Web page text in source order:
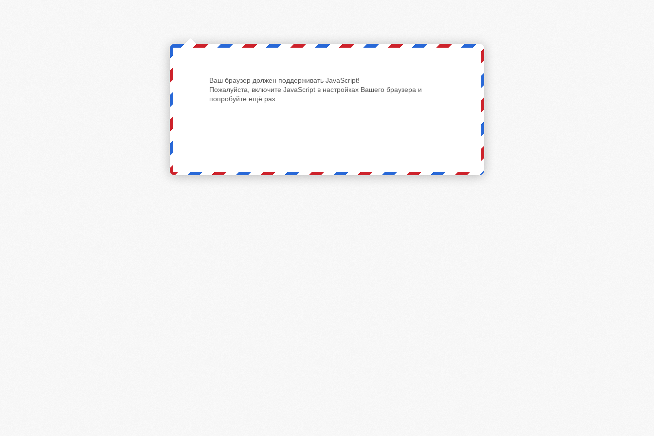
Ваш браузер должен поддерживать JavaScript!
Пожалуйста, включите JavaScript в настройках Вашего браузера и
попробуйте ещё раз